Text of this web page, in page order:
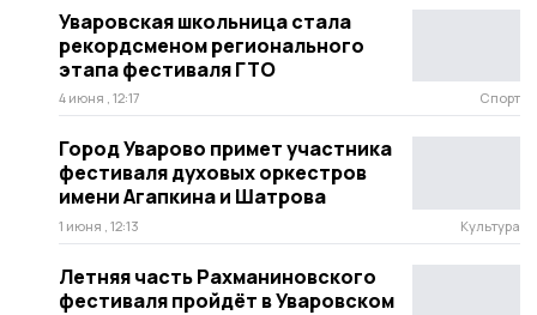
Уваровская школьница стала
рекордсменом регионального
этапа фестиваля ГТО
4 июня , 12:17 Спорт
Город Уварово примет участника
фестиваля духовых оркестров
имени Агапкина и Шатрова
1 июня , 12:13 Культура
Летняя часть Рахманиновского
фестиваля пройдёт в Уваровском